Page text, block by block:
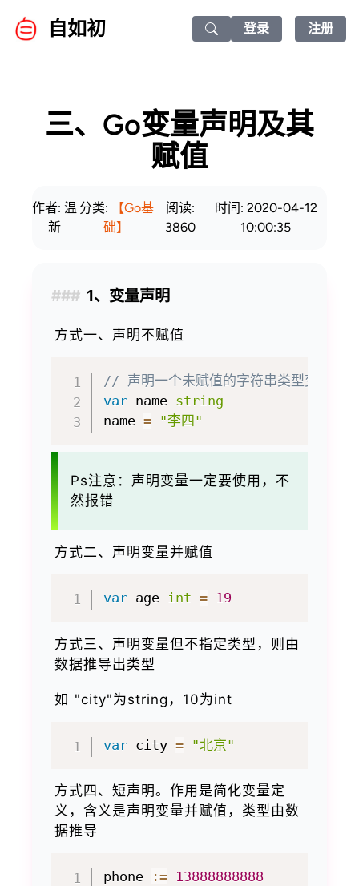
自如初
Search icon
登录 注册
三、Go变量声明及其
赋值
作者: 温
新
分类:
【Go基
础】
阅读:
3860
时间: 2020-04-12
10:00:35
1、变量声明
方式一、声明不赋值
// 声明一个未赋值的字符串类型变量
var name string
name = "李四"
Ps注意：声明变量一定要使用，不
然报错
方式二、声明变量并赋值
var age int = 19
方式三、声明变量但不指定类型，则由
数据推导出类型
如 "city"为string，10为int
var city = "北京"
方式四、短声明。作用是简化变量定
义，含义是声明变量并赋值，类型由数
据推导
phone := 13888888888